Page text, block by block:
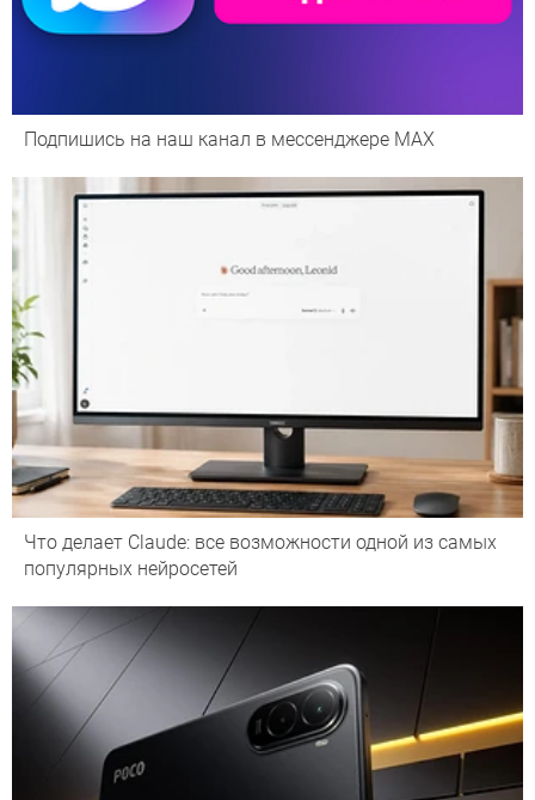
Подпишись на наш канал в мессенджере МАХ
Что делает Сlaude: все возможности одной из самых
популярных нейросетей